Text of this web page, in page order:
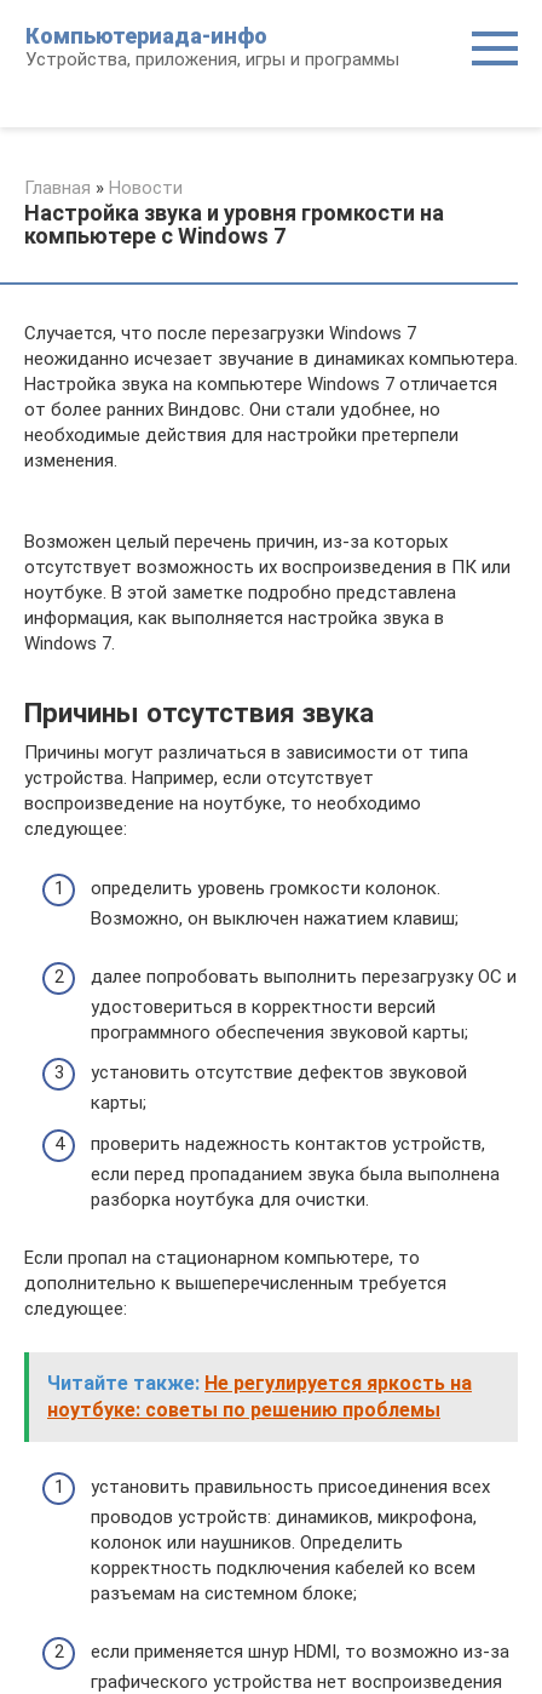
контенту
Компьютериада-инфо
Устройства, приложения, игры и программы
Главная » Новости
Настройка звука и уровня громкости на
компьютере с Windows 7
Случается, что после перезагрузки Windows 7
неожиданно исчезает звучание в динамиках компьютера.
Настройка звука на компьютере Windows 7 отличается
от более ранних Виндовс. Они стали удобнее, но
необходимые действия для настройки претерпели
изменения.
Возможен целый перечень причин, из-за которых
отсутствует возможность их воспроизведения в ПК или
ноутбуке. В этой заметке подробно представлена
информация, как выполняется настройка звука в
Windows 7.
Причины отсутствия звука
Причины могут различаться в зависимости от типа
устройства. Например, если отсутствует
воспроизведение на ноутбуке, то необходимо
следующее:
определить уровень громкости колонок.
Возможно, он выключен нажатием клавиш;
далее попробовать выполнить перезагрузку ОС и
удостовериться в корректности версий
программного обеспечения звуковой карты;
установить отсутствие дефектов звуковой
карты;
проверить надежность контактов устройств,
если перед пропаданием звука была выполнена
разборка ноутбука для очистки.
Если пропал на стационарном компьютере, то
дополнительно к вышеперечисленным требуется
следующее:
Читайте также: Не регулируется яркость на
ноутбуке: советы по решению проблемы
установить правильность присоединения всех
проводов устройств: динамиков, микрофона,
колонок или наушников. Определить
корректность подключения кабелей ко всем
разъемам на системном блоке;
если применяется шнур HDMI, то возможно из-за
графического устройства нет воспроизведения